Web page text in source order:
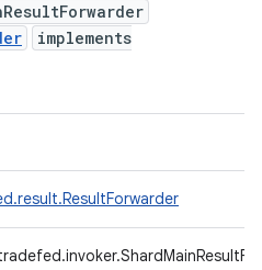
implements